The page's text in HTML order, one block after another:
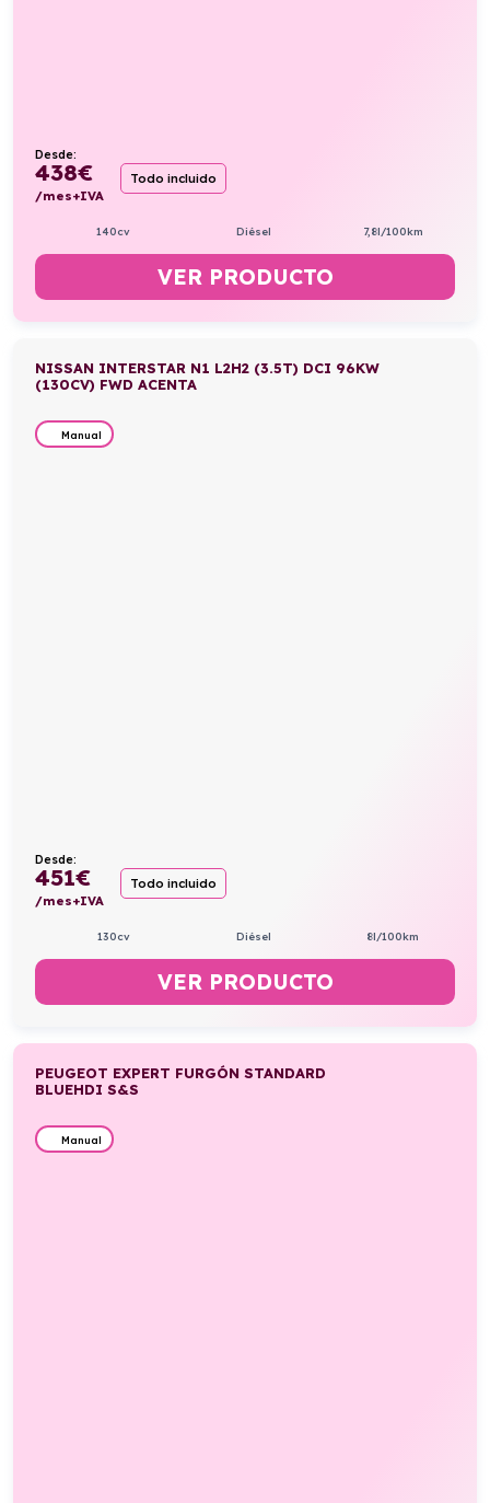
Desde:
438€
/mes+IVA
Todo incluido
140cv Diésel 7,8l/100km
VER PRODUCTO
NISSAN INTERSTAR N1 L2H2 (3.5T) DCI 96KW
(130CV) FWD ACENTA
Manual
Desde:
451€
/mes+IVA
Todo incluido
130cv Diésel 8l/100km
VER PRODUCTO
PEUGEOT EXPERT FURGÓN STANDARD
BLUEHDI S&S
Manual